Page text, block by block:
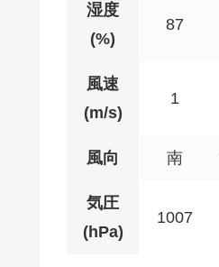
湿度
(%)
87
風速
(m/s)
1
風向 南
気圧
(hPa)
1007